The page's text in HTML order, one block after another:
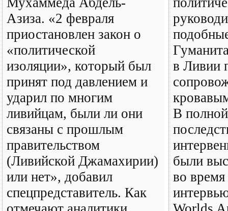
Азиза. «2 февраля
приостановлен закон о
«политической
изоляции», который был
принят под давлением и
ударил по многим
ливийцам, были ли они
связаны с прошлым
правительством
(Ливийской Джамахирии)
или нет», добавил
спецпредставитель. Как
в Ливии
В
были
во время